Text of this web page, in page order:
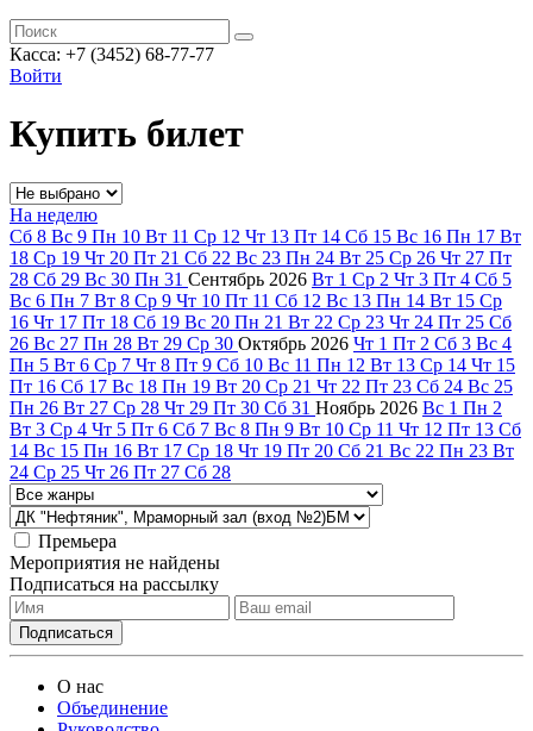
Касса: +7 (3452) 68-77-77
Войти
Купить билет
На неделю
Сб 8 Вс 9 Пн 10 Вт 11 Ср 12 Чт 13 Пт 14 Сб 15 Вс 16 Пн 17 Вт
18 Ср 19 Чт 20 Пт 21 Сб 22 Вс 23 Пн 24 Вт 25 Ср 26 Чт 27 Пт
28 Сб 29 Вс 30 Пн 31 Сентябрь 2026 Вт 1 Ср 2 Чт 3 Пт 4 Сб 5
Вс 6 Пн 7 Вт 8 Ср 9 Чт 10 Пт 11 Сб 12 Вс 13 Пн 14 Вт 15 Ср
16 Чт 17 Пт 18 Сб 19 Вс 20 Пн 21 Вт 22 Ср 23 Чт 24 Пт 25 Сб
26 Вс 27 Пн 28 Вт 29 Ср 30 Октябрь 2026 Чт 1 Пт 2 Сб 3 Вс 4
Пн 5 Вт 6 Ср 7 Чт 8 Пт 9 Сб 10 Вс 11 Пн 12 Вт 13 Ср 14 Чт 15
Пт 16 Сб 17 Вс 18 Пн 19 Вт 20 Ср 21 Чт 22 Пт 23 Сб 24 Вс 25
Пн 26 Вт 27 Ср 28 Чт 29 Пт 30 Сб 31 Ноябрь 2026 Вс 1 Пн 2
Вт 3 Ср 4 Чт 5 Пт 6 Сб 7 Вс 8 Пн 9 Вт 10 Ср 11 Чт 12 Пт 13 Сб
14 Вс 15 Пн 16 Вт 17 Ср 18 Чт 19 Пт 20 Сб 21 Вс 22 Пн 23 Вт
24 Ср 25 Чт 26 Пт 27 Сб 28
Премьера
Мероприятия не найдены
Подписаться на рассылку
О нас
Объединение